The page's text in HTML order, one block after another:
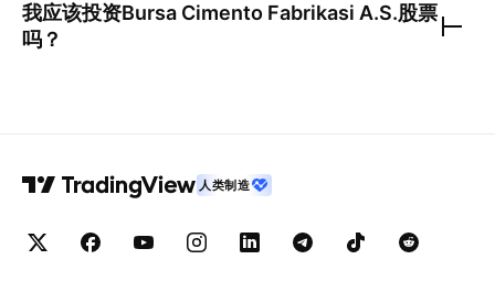
我应该投资Bursa Cimento Fabrikasi A.S.股票
吗？
人类制造